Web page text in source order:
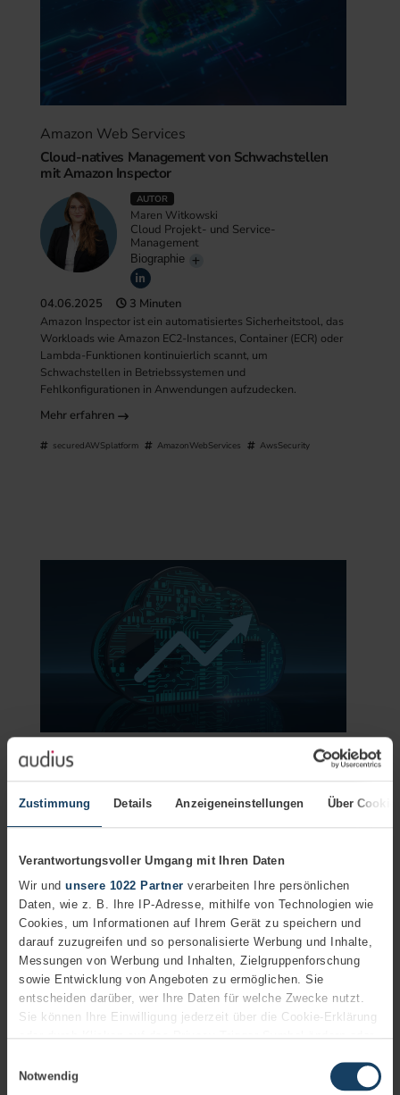
Zustimmung Details Anzeigeneinstellungen Über
Verantwortungsvoller Umgang mit Ihren Daten
Wir undunsere 1022 Partner verarbeiten Ihre persönlichen
Daten, wie z. B. Ihre IP-Adresse, mithilfe von Technologien wie
Cookies, um Informationen auf Ihrem Gerät zu speichern und
darauf zuzugreifen und so personalisierte Werbung und Inhalte,
Messungen von Werbung und Inhalten, Zielgruppenforschung
sowie Entwicklung von Angeboten zu ermöglichen. Sie
entscheiden darüber, wer Ihre Daten für welche Zwecke nutzt.
Sie können Ihre Einwilligung jederzeit über die Cookie-Erklärung
oder durch Klicken auf das Privacy Trigger Symbol ändern oder
Notwendig
Amazon Web Services
Cloud-natives Management von Schwachstellen
mit Amazon Inspector
AUTOR
Maren Witkowski
Cloud Projekt- und Service-
Management
Biographie
04.06.2025 3 Minuten
Amazon Inspector ist ein automatisiertes Sicherheitstool, das
Workloads wie Amazon EC2-Instances, Container (ECR) oder
Lambda-Funktionen kontinuierlich scannt, um
Schwachstellen in Betriebssystemen und
Fehlkonfigurationen in Anwendungen aufzudecken.
Mehr erfahren
securedAWSplatform AmazonWebServices AwsSecurity
Amazon Web Services
Der Cloud-Starter-Guide für IT-Entscheider: 5
Erfolgsfaktoren für einen sicheren Cloud-Start
Bereichsleiter IT-Consulting &
Solutions
+49 (7151) 369 00 - 387
Biographie
14.04.2025 2 Minuten
Mit unserem Cloud-Starter-Guide möchten wir IT-
Entscheidern dabei helfen, diese Herausforderung zu
meistern.
Mehr erfahren